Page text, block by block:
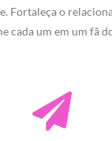
Fortaleça o
cada um em um fã